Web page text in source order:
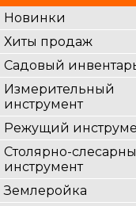
Новинки
Хиты продаж
Садовый
Измерительный
инструмент
Режущий
Столярно-
инструмент
Землеройка